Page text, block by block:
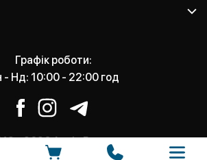
Графік роботи:
- Нд: 10:00 - 22:00 год
- 2026 Apple Room -